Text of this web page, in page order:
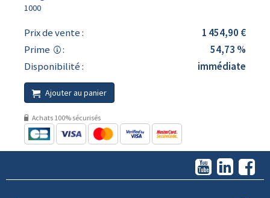
1000
Prix de vente :
1 454,90 €
Prime
:
54,73 %
Disponibilité :
immédiate
Ajouter au panier
Achats 100% sécurisés